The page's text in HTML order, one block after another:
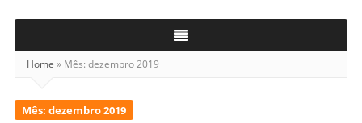
Notícias
Home » Mês: dezembro 2019
Mês: dezembro 2019